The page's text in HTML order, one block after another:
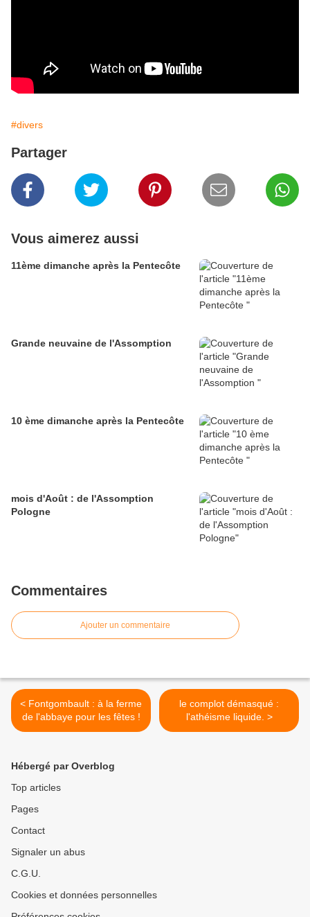
#divers
Partager
Vous aimerez aussi
11ème dimanche après la Pentecôte
Grande neuvaine de l'Assomption
10 ème dimanche après la Pentecôte
mois d'Août : de l'Assomption
Pologne
Commentaires
Ajouter un commentaire
< Fontgombault : à la ferme
de l'abbaye pour les fêtes !
le complot démasqué :
l'athéisme liquide. >
Hébergé par Overblog
Top articles
Pages
Contact
Signaler un abus
C.G.U.
Cookies et données personnelles